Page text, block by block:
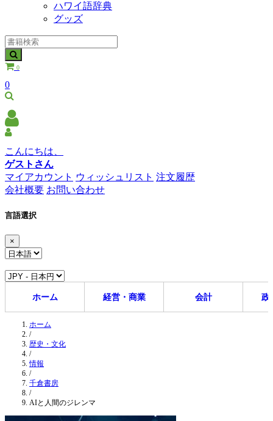
ハワイ語辞典
グッズ
0
0
こんにちは、
ゲストさん
マイアカウント ウィッシュリスト 注文履歴
会社概要 お問い合わせ
言語選択
×
ホーム 経営・商業 会計 政
ホーム
/
歴史・文化
/
情報
/
千倉書房
/
AIと人間のジレンマ